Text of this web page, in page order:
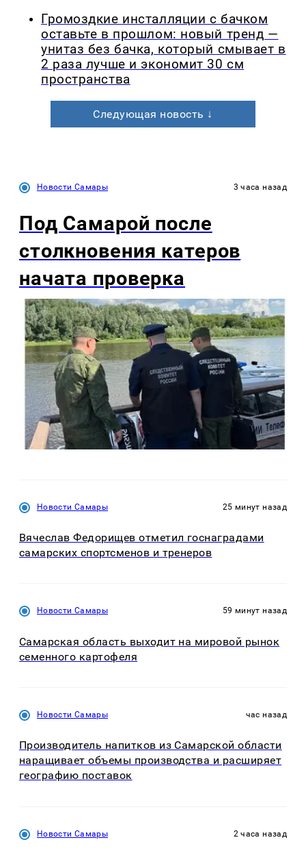
Громоздкие инсталляции с бачком
оставьте в прошлом: новый тренд —
унитаз без бачка, который смывает в
2 раза лучше и экономит 30 см
пространства
Следующая новость ↓
Новости Самары 3 часа назад
Под Самарой после
столкновения катеров
начата проверка
Новости Самары 25 минут назад
Вячеслав Федорищев отметил госнаградами
самарских спортсменов и тренеров
Новости Самары 59 минут назад
Самарская область выходит на мировой рынок
семенного картофеля
Новости Самары час назад
Производитель напитков из Самарской области
наращивает объемы производства и расширяет
географию поставок
Новости Самары 2 часа назад